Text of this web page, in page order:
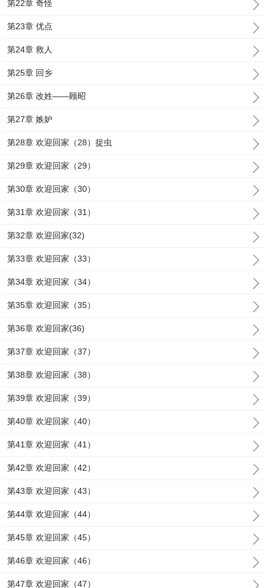
第22章 奇怪
第23章 优点
第24章 救人
第25章 回乡
第26章 改姓——顾昭
第27章 嫉妒
第28章 欢迎回家（28）捉虫
第29章 欢迎回家（29）
第30章 欢迎回家（30）
第31章 欢迎回家（31）
第32章 欢迎回家(32)
第33章 欢迎回家（33）
第34章 欢迎回家（34）
第35章 欢迎回家（35）
第36章 欢迎回家(36)
第37章 欢迎回家（37）
第38章 欢迎回家（38）
第39章 欢迎回家（39）
第40章 欢迎回家（40）
第41章 欢迎回家（41）
第42章 欢迎回家（42）
第43章 欢迎回家（43）
第44章 欢迎回家（44）
第45章 欢迎回家（45）
第46章 欢迎回家（46）
第47章 欢迎回家（47）